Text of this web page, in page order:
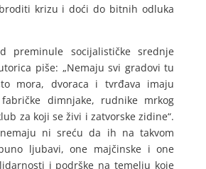
krizu i doći do bitnih odluka
preminule socijalističke srednje
piše: „Nemaju svi gradovi tu
mora, dvoraca i tvrđava imaju
dimnjake, rudnike mrkog
za koji se živi i zatvorske zidine“.
ni sreću da ih na takvom
ljubavi, one majčinske i one
i podrške na temelju koje